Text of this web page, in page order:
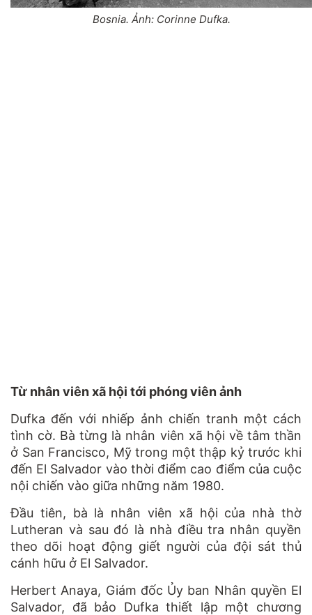
Bosnia. Ảnh: Corinne Dufka.
Từ nhân viên xã hội tới phóng viên ảnh
Dufka đến với nhiếp ảnh chiến tranh một cách
tình cờ. Bà từng là nhân viên xã hội về tâm thần
ở San Francisco, Mỹ trong một thập kỷ trước khi
đến El Salvador vào thời điểm cao điểm của cuộc
nội chiến vào giữa những năm 1980.
Đầu tiên, bà là nhân viên xã hội của nhà thờ
Lutheran và sau đó là nhà điều tra nhân quyền
theo dõi hoạt động giết người của đội sát thủ
cánh hữu ở El Salvador.
Herbert Anaya, Giám đốc Ủy ban Nhân quyền El
Salvador, đã bảo Dufka thiết lập một chương